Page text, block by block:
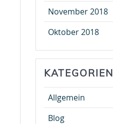
November 2018
Oktober 2018
KATEGORIEN
Allgemein
Blog